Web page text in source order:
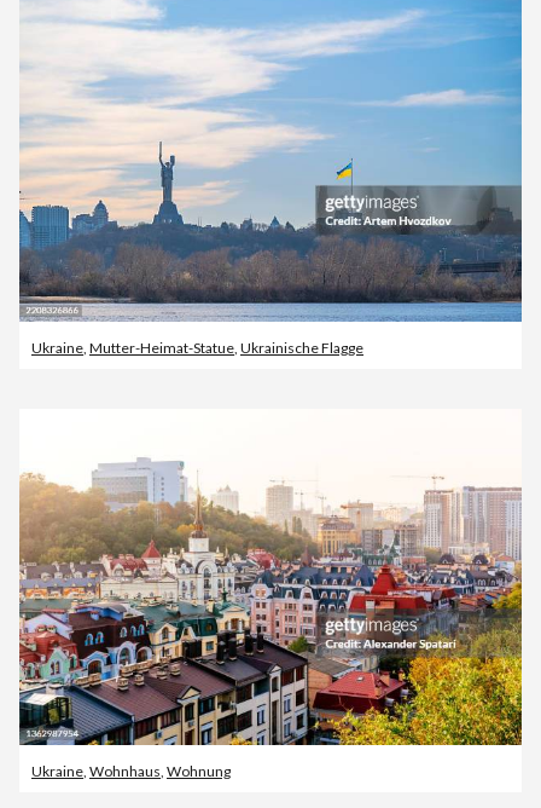
Ukraine, Mutter-Heimat-Statue, Ukrainische Flagge
Ukraine Wohnhaus Wohnung